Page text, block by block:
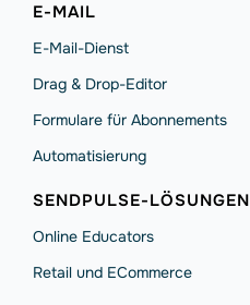
E-MAIL
E-Mail-Dienst
Drag & Drop-Editor
Formulare für Abonnements
Automatisierung
SENDPULSE-LÖSUNGEN
Online Educators
Retail und ECommerce